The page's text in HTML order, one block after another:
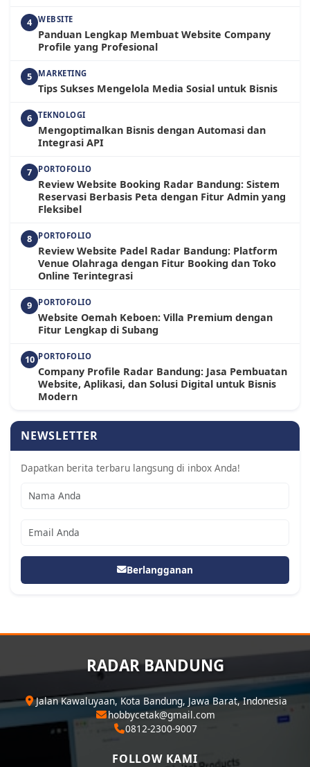
4 WEBSITE
Panduan Lengkap Membuat Website Company
Profile yang Profesional
5 MARKETING
Tips Sukses Mengelola Media Sosial untuk Bisnis
6 TEKNOLOGI
Mengoptimalkan Bisnis dengan Automasi dan
Integrasi API
7 PORTOFOLIO
Review Website Booking Radar Bandung: Sistem
Reservasi Berbasis Peta dengan Fitur Admin yang
Fleksibel
8 PORTOFOLIO
Review Website Padel Radar Bandung: Platform
Venue Olahraga dengan Fitur Booking dan Toko
Online Terintegrasi
9 PORTOFOLIO
Website Oemah Keboen: Villa Premium dengan
Fitur Lengkap di Subang
10 PORTOFOLIO
Company Profile Radar Bandung: Jasa Pembuatan
Website, Aplikasi, dan Solusi Digital untuk Bisnis
Modern
NEWSLETTER
Dapatkan berita terbaru langsung di inbox Anda!
Berlangganan
RADAR BANDUNG
Jalan Kawaluyaan, Kota Bandung, Jawa Barat, Indonesia
hobbycetak@gmail.com
0812-2300-9007
FOLLOW KAMI